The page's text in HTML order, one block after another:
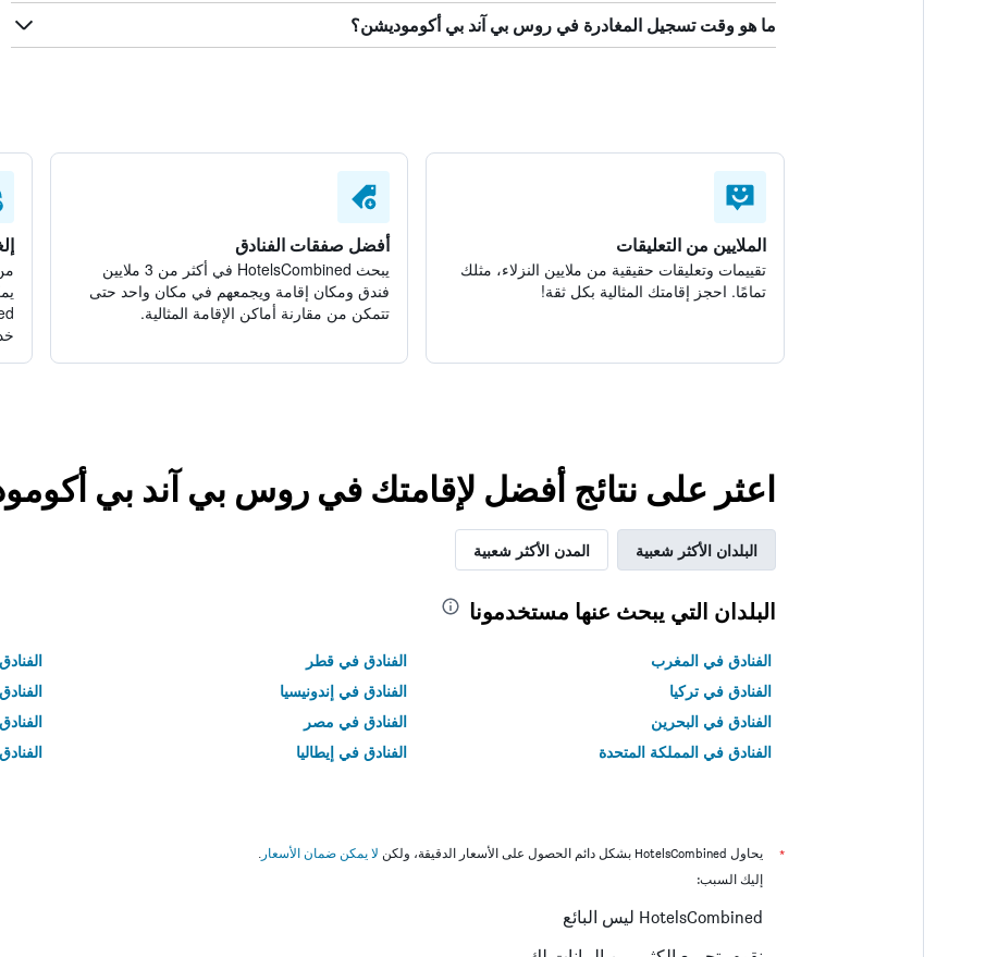
ما هو وقت تسجيل المغادرة في روس بي آند بي أكوموديشن؟
الملايين من التعليقات
تقييمات وتعليقات حقيقية من ملايين النزلاء، مثلك
تمامًا. احجز إقامتك المثالية بكل ثقة!
أفضل صفقات الفنادق
يبحث HotelsCombined في أكثر من 3 ملايين
فندق ومكان إقامة ويجمعهم في مكان واحد حتى
تتمكن من مقارنة أماكن الإقامة المثالية.
اعثر على نتائج أفضل لإقامتك في روس بي آند بي
البلدان الأكثر شعبية المدن الأكثر شعبية
البلدان التي يبحث عنها مستخدمونا
الفنادق في المغرب الفنادق في قطر
الفنادق في تركيا
الفنادق في إندونيسيا
الفنادق في البحرين
الفنادق في مصر
الفنادق في المملكة المتحدة
الفنادق في إيطاليا
* يحاول HotelsCombined بشكل دائم الحصول على الأسعار الدقيقة، ولكن لا يمكن ضمان الأسعار.
إليك السبب:
HotelsCombined ليس البائع